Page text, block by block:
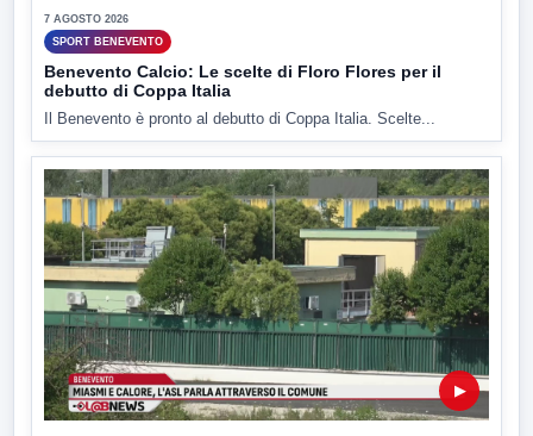
7 AGOSTO 2026
SPORT BENEVENTO
Benevento Calcio: Le scelte di Floro Flores per il
debutto di Coppa Italia
Il Benevento è pronto al debutto di Coppa Italia. Scelte...
▶